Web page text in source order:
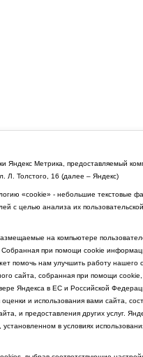
Яндекс Метрика, предоставляемый
Л. Толстого, 16 (далее – Яндекс)
«cookie» - небольшие текстовые
с целью анализа их пользовательской
на компьютере
Собранная при помощи cookie
помочь нам улучшить работу нашего
сайта, собранная при помощи cookie,
Яндекса в ЕС и Российской
и использования вами сайта,
и предоставления других услуг.
в условиях